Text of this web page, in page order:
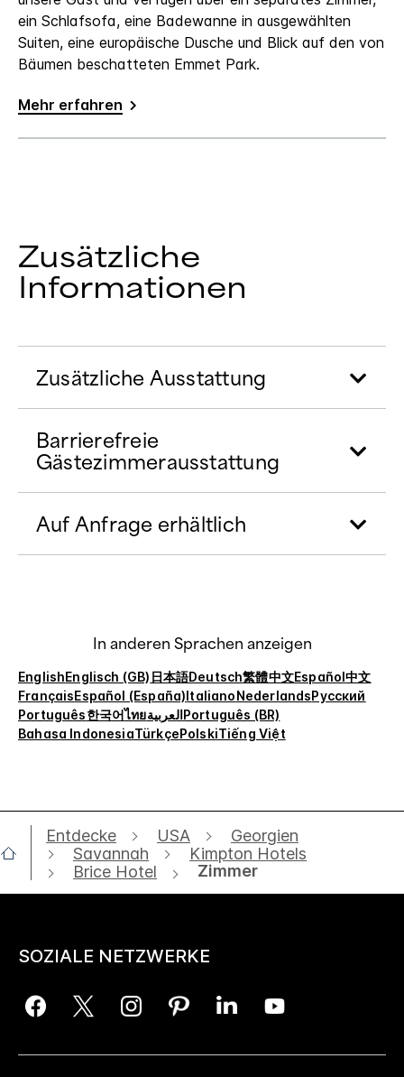
ein Schlafsofa, eine Badewanne in ausgewählten
Suiten, eine europäische Dusche und Blick auf den von
Bäumen beschatteten Emmet Park.
Mehr erfahren
Zusätzliche
Informationen
Zusätzliche Ausstattung
Barrierefreie
Gästezimmerausstattung
Auf Anfrage erhältlich
In anderen Sprachen anzeigen
EnglishEnglisch (GB) 日本語Deutsch繁體中文Español中文
FrançaisEspañol (España)ItalianoNederlandsРусский
Português한국어ไทยالعربيةPortuguês (BR)
Bahasa IndonesiaTürkçePolskiTiếng Việt
Entdecke USA
Georgien
Savannah
Kimpton Hotels
Brice Hotel
Zimmer
SOZIALE NETZWERKE